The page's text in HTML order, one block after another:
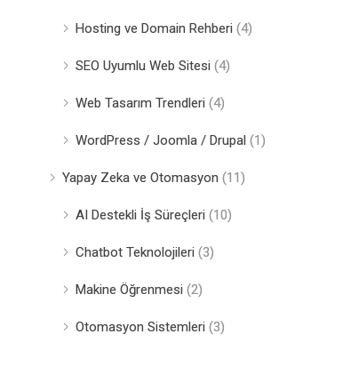
Hosting ve Domain Rehberi(4)
SEO Uyumlu Web Sitesi(4)
Web Tasarım Trendleri(4)
WordPress / Joomla / Drupal(1)
Yapay Zeka ve Otomasyon (11)
AI Destekli İş Süreçleri(10)
Chatbot Teknolojileri(3)
Makine Öğrenmesi(2)
Otomasyon Sistemleri(3)